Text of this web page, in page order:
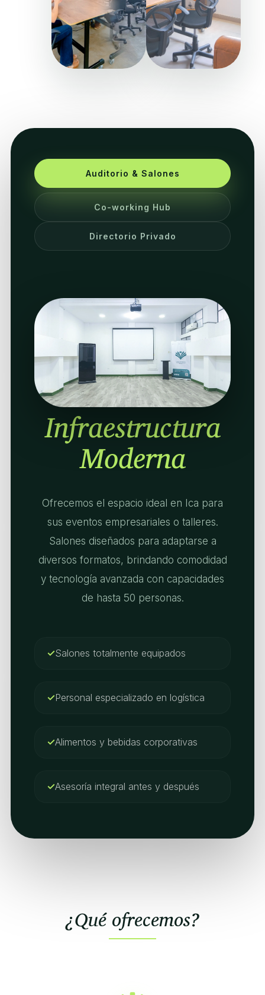
Auditorio & Salones
Co-working Hub
Directorio Privado
Infraestructura
Moderna
Ofrecemos el espacio ideal en Ica para
sus eventos empresariales o talleres.
Salones diseñados para adaptarse a
diversos formatos, brindando comodidad
y tecnología avanzada con capacidades
de hasta 50 personas.
Salones totalmente equipados
Personal especializado en logística
Alimentos y bebidas corporativas
Asesoría integral antes y después
¿Qué ofrecemos?